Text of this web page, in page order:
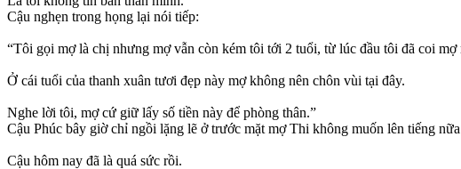
Cậu nghẹn trong họng lại nói tiếp:
“Tôi gọi mợ là chị nhưng mợ vẫn còn kém tôi tới 2 tuổi, từ lúc đầu tôi đã coi mợ
Ở cái tuổi của thanh xuân tươi đẹp này mợ không nên chôn vùi tại đây.
Nghe lời tôi, mợ cứ giữ lấy số tiền này để phòng thân.”
Cậu Phúc bây giờ chỉ ngồi lặng lẽ ở trước mặt mợ Thi không muốn lên tiếng
Cậu hôm nay đã là quá sức rồi.